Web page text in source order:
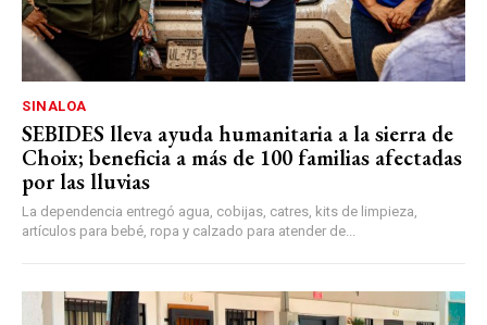
SINALOA
SEBIDES lleva ayuda humanitaria a la sierra de
Choix; beneficia a más de 100 familias afectadas
por las lluvias
La dependencia entregó agua, cobijas, catres, kits de limpieza,
artículos para bebé, ropa y calzado para atender de...